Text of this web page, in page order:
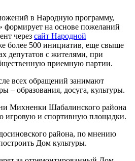
в Народную программу,
формирует на основе пожеланий
через сайт Народной
более 500 инициатив, еще свыше
депутатов с жителями, при
приемную партии.
всех обращений занимают
– образования, досуга, культуры.
Михненки Шабалинского района
игровую и спортивную площадки.
района, по мнению
Дом культуры.